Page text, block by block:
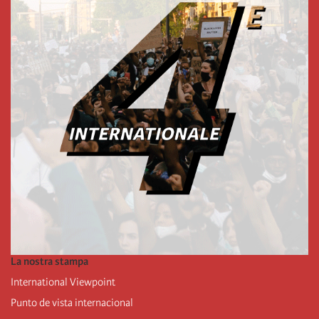
La nostra stampa
International Viewpoint
Punto de vista internacional